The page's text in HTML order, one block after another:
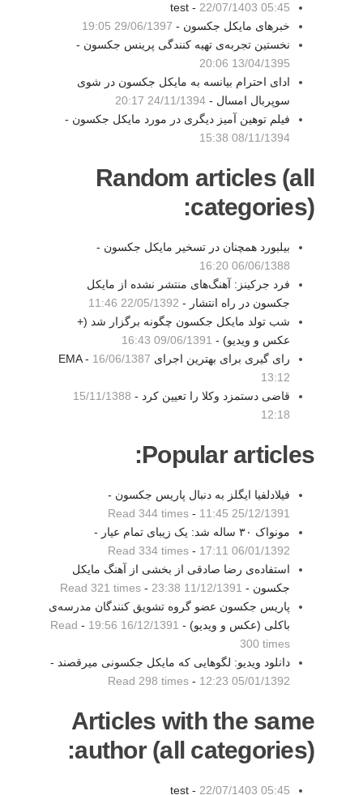
test - 22/07/1403 05:45
خبرهای مایکل جکسون - 29/06/1397 19:05
نخستین تجربه‌ی تهیه کنندگی پرینس جکسون -
13/04/1395 20:06
ادای احترام بیانسه به مایکل جکسون در شوی
سوپربال امسال - 24/11/1394 20:17
فیلم توهین آمیز دیگری در مورد مایکل جکسون -
08/11/1394 15:38
Random articles (all
categories):
بیلبورد همچنان در تسخیر مایکل جکسون -
06/06/1388 16:20
فرد جرکینز: آهنگ‌های منتشر نشده از مایکل
جکسون در راه انتشار - 22/05/1392 11:46
شب تولد مایکل جکسون چگونه برگزار شد (+
عکس و ویدیو) - 09/06/1391 16:43
رای گیری برای بهترین اجرای EMA - 16/06/1387
13:12
قاضی دستمزد وکلا را تعیین کرد - 15/11/1388
12:18
Popular articles:
فیلادلفیا ایگلز به دنبال پاریس جکسون -
25/12/1391 11:45
-
Read 344 times
مونواک ۳۰ ساله شد: یک زیبای تمام عیار -
06/01/1392 17:11
-
Read 334 times
استفاده‌ی رضا صادقی از بخشی از آهنگ مایکل
جکسون - 11/12/1391 23:38
-
Read 321 times
پاریس جکسون عضو گروه تشویق کنندگان مدرسه‌ی
باکلی (عکس و ویدیو) - 16/12/1391 19:56
-
Read
300 times
دانلود ویدیو: لگوهایی که مایکل جکسونی میرقصند -
05/01/1392 12:23
-
Read 298 times
Articles with the same
author (all categories):
test - 22/07/1403 05:45